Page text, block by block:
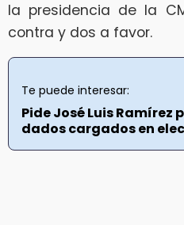
la presidencia de la
contra y dos a favor.
Te puede interesar:
Pide José Luis Ramírez
dados cargados en